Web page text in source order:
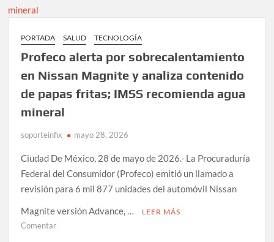
usar
privilegiada
para
apostar
sobre
el
caso
rapero
PORTADA SALUD TECNOLOGÍA
Profeco alerta por sobrecalentamiento
en Nissan Magnite y analiza contenido
de papas fritas; IMSS recomienda agua
mineral
soporteinfix mayo 28, 2026
Ciudad De México, 28 de mayo de 2026.- La Procuraduría
Federal del Consumidor (Profeco) emitió un llamado a
revisión para 6 mil 877 unidades del automóvil Nissan
Magnite versión Advance, …
LEER MÁS
Comentaren